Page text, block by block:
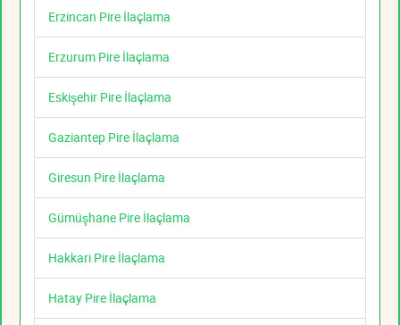
Erzincan Pire İlaçlama
Erzurum Pire İlaçlama
Eskişehir Pire İlaçlama
Gaziantep Pire İlaçlama
Giresun Pire İlaçlama
Gümüşhane Pire İlaçlama
Hakkari Pire İlaçlama
Hatay Pire İlaçlama